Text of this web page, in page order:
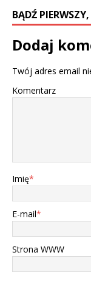
BĄDŹ
Dodaj
Twój adres email
Komentarz
Imię*
E-mail*
Strona WWW